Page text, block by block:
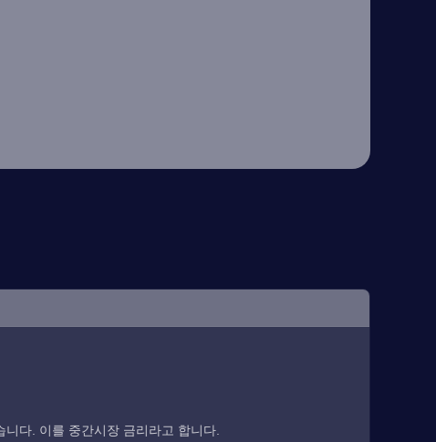
다. 이를 중간시장 금리라고 합니다.